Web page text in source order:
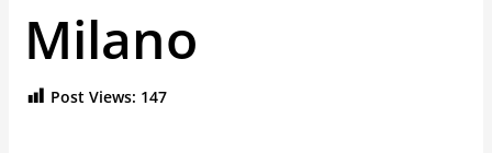
Milano
Post Views: 147